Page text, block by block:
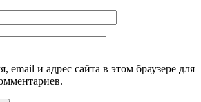
email и адрес сайта в этом браузере для